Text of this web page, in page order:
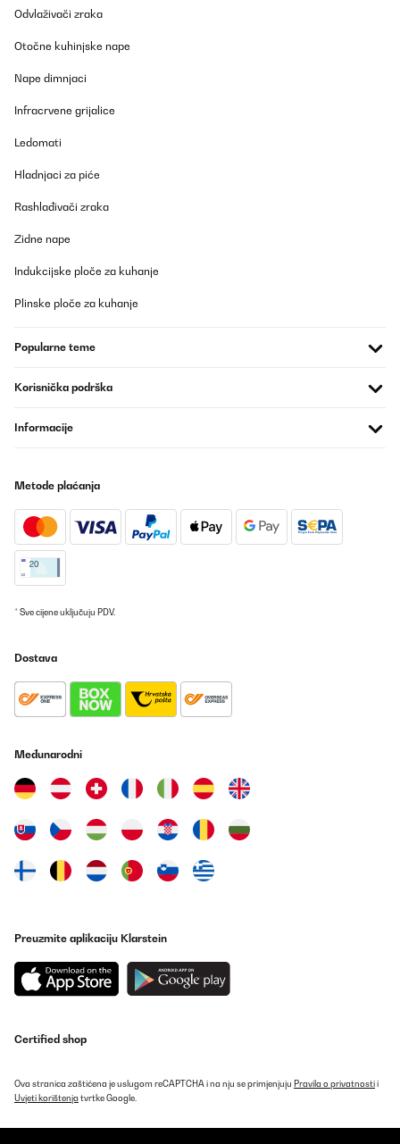
Odvlaživači zraka
Otočne kuhinjske nape
Nape dimnjaci
Infracrvene grijalice
Ledomati
Hladnjaci za piće
Rashlađivači zraka
Zidne nape
Indukcijske ploče za kuhanje
Plinske ploče za kuhanje
Popularne teme
Korisnička podrška
Informacije
Metode plaćanja
* Sve cijene uključuju PDV.
Dostava
Međunarodni
Preuzmite aplikaciju Klarstein
Certified shop
Ova stranica zaštićena je uslugom reCAPTCHA i na nju se primjenjuju Pravila o privatnostii
Uvjeti korištenja tvrtke Google.